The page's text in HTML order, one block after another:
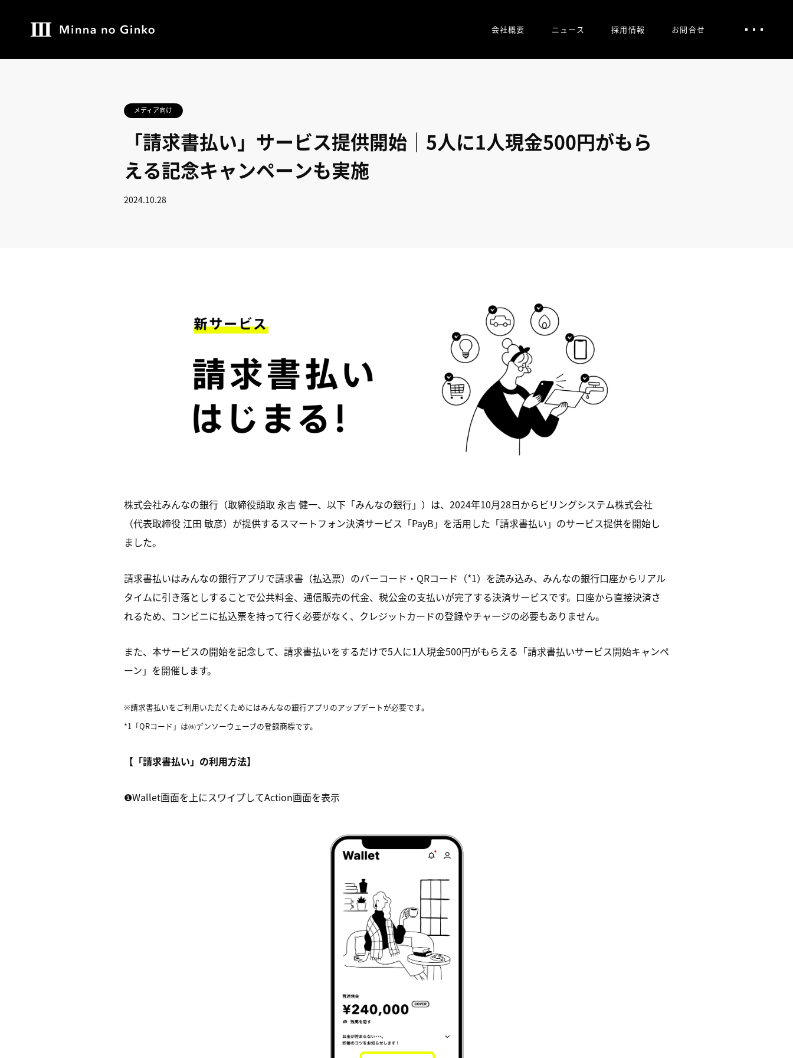
会社概要 ニュース
電子公告
採用情報 お問合せ
メディア向け
「請求書払い」サービス提供開始｜5人に1人現金500円がもら
える記念キャンペーンも実施
2024.10.28
株式会社みんなの銀行（取締役頭取 永吉 健一、以下「みんなの銀行」）は、2024年10月28日からビリングシステム株式会社
（代表取締役 江田 敏彦）が提供するスマートフォン決済サービス「PayB」を活用した「請求書払い」のサービス提供を開始し
ました。
請求書払いはみんなの銀行アプリで請求書（払込票）のバーコード・QRコード（*1）を読み込み、みんなの銀行口座からリアル
タイムに引き落としすることで公共料金、通信販売の代金、税公金の支払いが完了する決済サービスです。口座から直接決済さ
れるため、コンビニに払込票を持って行く必要がなく、クレジットカードの登録やチャージの必要もありません。
また、本サービスの開始を記念して、請求書払いをするだけで5人に1人現金500円がもらえる「請求書払いサービス開始キャンペ
ーン」を開催します。
※請求書払いをご利用いただくためにはみんなの銀行アプリのアップデートが必要です。
*1「QRコード」は㈱デンソーウェーブの登録商標です。
【「請求書払い」の利用方法】
❶Wallet画面を上にスワイプしてAction画面を表示